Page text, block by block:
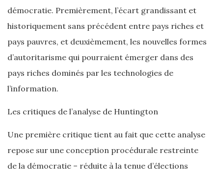
démocratie. Premièrement, l’écart grandissant et
historiquement sans précédent entre pays riches et
pays pauvres, et deuxièmement, les nouvelles formes
d’autoritarisme qui pourraient émerger dans des
pays riches dominés par les technologies de
l’information.
Les critiques de l’analyse de Huntington
Une première critique tient au fait que cette analyse
repose sur une conception procédurale restreinte
de la démocratie – réduite à la tenue d’élections